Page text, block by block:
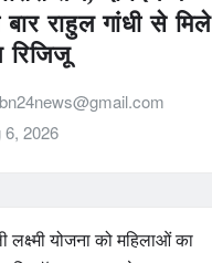
बार राहुल गांधी से मिले
रिजिजू
6, 2026